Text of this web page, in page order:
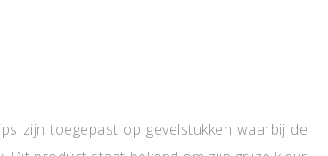
zijn toegepast op gevelstukken waarbij de